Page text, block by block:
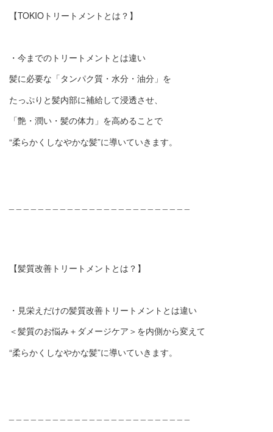
【TOKIOトリートメントとは？】
・今までのトリートメントとは違い
髪に必要な「タンパク質・水分・油分」を
たっぷりと髪内部に補給して浸透させ、
「艶・潤い・髪の体力」を高めることで
“柔らかくしなやかな髪”に導いていきます。
【髪質改善トリートメントとは？】
・見栄えだけの髪質改善トリートメントとは違い
＜髪質のお悩み＋ダメージケア＞を内側から変えて
“柔らかくしなやかな髪”に導いていきます。